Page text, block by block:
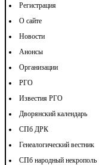
Регистрация
О сайте
Новости
Анонсы
Организации
РГО
Известия РГО
Дворянский календарь
СПб ДРК
Генеалогический вестник
СПб народный некрополь